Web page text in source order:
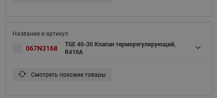
067N3168
TGE 40-30 Клапан терморегулирующий,
R410A
Смотреть похожие товары